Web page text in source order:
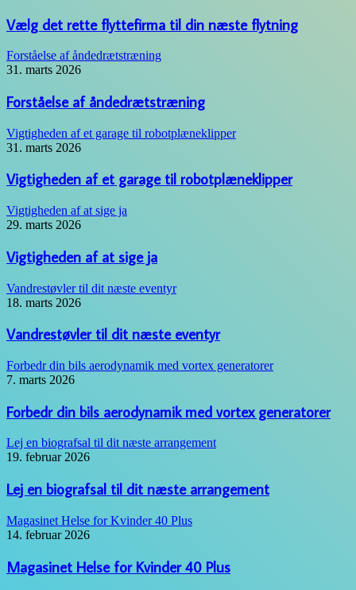
Vælg det rette flyttefirma til din næste flytning
Forståelse af åndedrætstræning
31. marts 2026
Forståelse af åndedrætstræning
Vigtigheden af et garage til robotplæneklipper
31. marts 2026
Vigtigheden af et garage til robotplæneklipper
Vigtigheden af at sige ja
29. marts 2026
Vigtigheden af at sige ja
Vandrestøvler til dit næste eventyr
18. marts 2026
Vandrestøvler til dit næste eventyr
Forbedr din bils aerodynamik med vortex generatorer
7. marts 2026
Forbedr din bils aerodynamik med vortex generatorer
Lej en biografsal til dit næste arrangement
19. februar 2026
Lej en biografsal til dit næste arrangement
Magasinet Helse for Kvinder 40 Plus
14. februar 2026
Magasinet Helse for Kvinder 40 Plus